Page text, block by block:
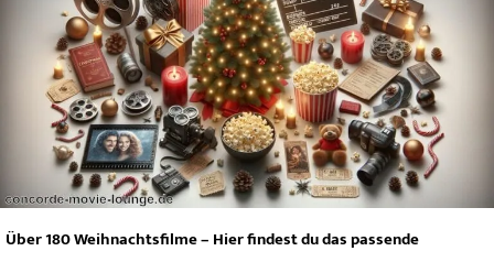
Über 180 Weihnachtsfilme – Hier findest du das passende